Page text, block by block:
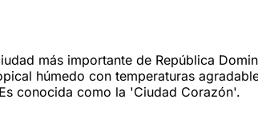
más importante de República
húmedo con temperaturas
conocida como la 'Ciudad Corazón'.